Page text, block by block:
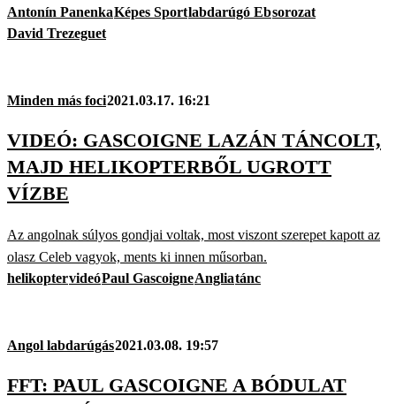
Antonín PanenkaKépes Sportlabdarúgó Ebsorozat
David Trezeguet
Minden más foci2021.03.17. 16:21
VIDEÓ: GASCOIGNE LAZÁN TÁNCOLT,
MAJD HELIKOPTERBŐL UGROTT
VÍZBE
Az angolnak súlyos gondjai voltak, most viszont szerepet kapott az
olasz Celeb vagyok, ments ki innen műsorban.
helikoptervideóPaul GascoigneAngliatánc
Angol labdarúgás2021.03.08. 19:57
FFT: PAUL GASCOIGNE A BÓDULAT